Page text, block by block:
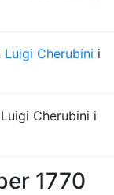
Luigi Cherubini i
Cherubini i
1770